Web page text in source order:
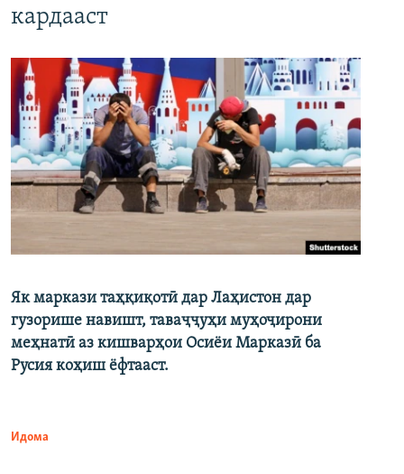
кардааст
Як маркази таҳқиқотӣ дар Лаҳистон дар
гузорише навишт, таваҷҷуҳи муҳоҷирони
меҳнатӣ аз кишварҳои Осиёи Марказӣ ба
Русия коҳиш ёфтааст.
Идома